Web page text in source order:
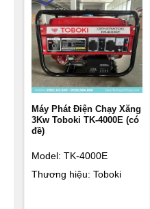
Điện thế định mức (v): 110,
Công suất tối đa: 7 -8 kva
Công suất 1 chiều: 12V – 8.3A
Hệ số công suất: 1.0 / 0.8
Hệ số dòng điện: 1 pha
Máy Phát Điện Chạy Xăng
3Kw Toboki TK-4000E (có
đề)
Model: TK-4000E
Thương hiệu: Toboki